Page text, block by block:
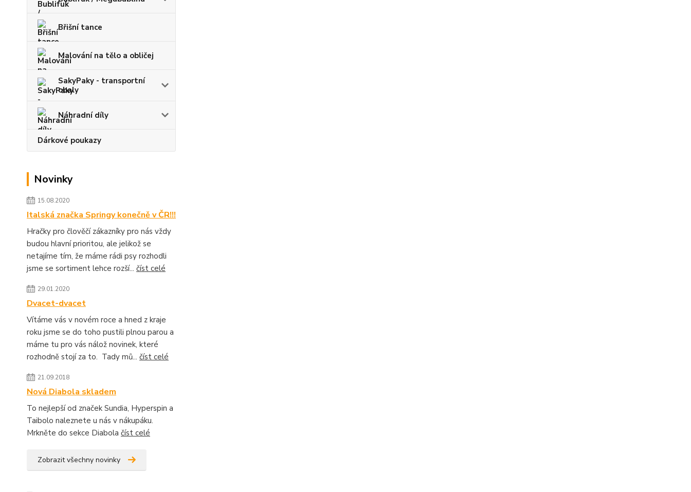
Břišní tance
Malování na tělo a obličej
SakyPaky - transportní
obaly
Náhradní díly
Dárkové poukazy
Novinky
15.08.2020
Italská značka Springy konečně v ČR!!!
Hračky pro člověčí zákazníky pro nás vždy
budou hlavní prioritou, ale jelikož se
netajíme tím, že máme rádi psy rozhodli
jsme se sortiment lehce rozší... číst celé
29.01.2020
Dvacet-dvacet
Vítáme vás v novém roce a hned z kraje
roku jsme se do toho pustili plnou parou a
máme tu pro vás nálož novinek, které
rozhodně stojí za to. Tady mů... číst celé
21.09.2018
Nová Diabola skladem
To nejlepší od značek Sundia, Hyperspin a
Taibolo naleznete u nás v nákupáku.
Mrkněte do sekce Diabola číst celé
Zobrazit všechny novinky